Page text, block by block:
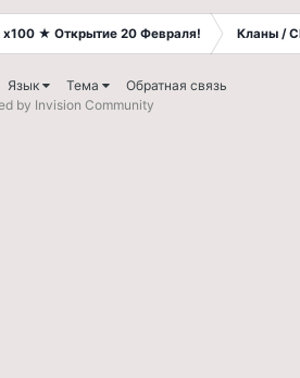
★ Открытие 20 Февраля! Кланы /
Язык Тема
Обратная связь
by Invision Community